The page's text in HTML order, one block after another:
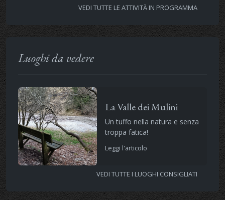
VEDI TUTTE LE ATTIVITÀ IN PROGRAMMA
Luoghi da vedere
La Valle dei Mulini
Un tuffo nella natura e senza
troppa fatica!
Leggi l'articolo
VEDI TUTTE I LUOGHI CONSIGLIATI